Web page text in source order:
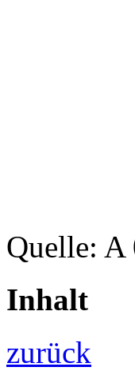
Quelle: A
Inhalt
zurück